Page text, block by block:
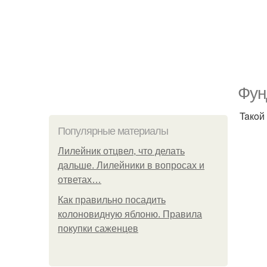
Популярные материалы
Лилейник отцвел, что делать
дальше. Лилейники в вопросах и
ответах…
Как правильно посадить
колоновидную яблоню. Правила
покупки саженцев